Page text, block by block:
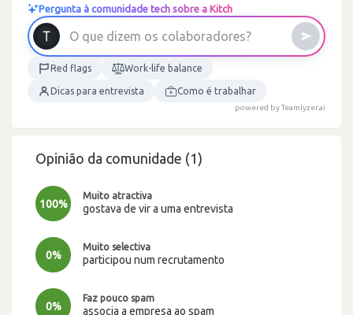
Pergunta à comunidade tech sobre a Kitch
O que d izem os colaborad ores?
Red flags Work-life balance
Dicas para entrevista Como é trabalhar
powered by Teamlyzer.ai
Opinião da comunidade (1)
100%
Muito atractiva
gostava de vir a uma entrevista
0%
Muito selectiva
participou num recrutamento
0%
Faz pouco spam
associa a empresa ao spam